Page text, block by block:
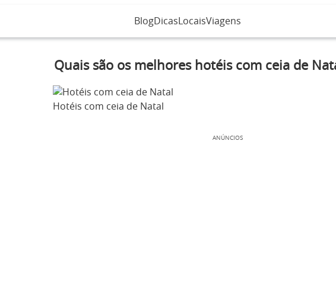
BlogDicas LocaisViagens
Quais são os melhores hotéis com ceia de
Hotéis com ceia de Natal
ANÚNCIOS